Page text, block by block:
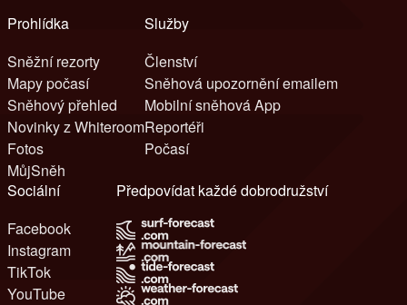
Prohlídka
Sněžní rezorty
Mapy počasí
Sněhový přehled
Novinky z Whiteroom
Fotos
MůjSněh
Služby
Členství
Sněhová upozornění emailem
Mobilní sněhová App
Reportéři
Počasí
Sociální
Facebook
Instagram
TikTok
YouTube
Předpovídat každé dobrodružství